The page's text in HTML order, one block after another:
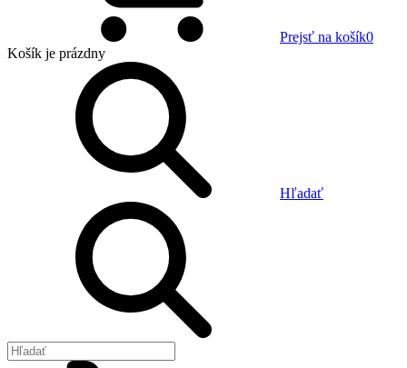
Prejsť na košík0
Košík je prázdny
Hľadať